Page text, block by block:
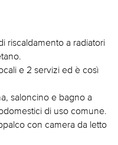
riscaldamento a radiatori
e 2 servizi ed è così
saloncino e bagno a
di uso comune.
con camera da letto